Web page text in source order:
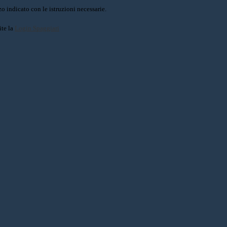
indicato con le istruzioni necessarie.
la Login Spaggiari